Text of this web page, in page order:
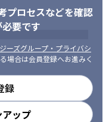
プロセスなどを確認
要です
ーズグループ・プライバシ
場合は会員登録へお進みく
録
ップ